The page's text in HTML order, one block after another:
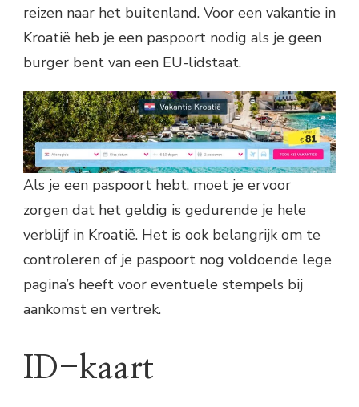
reizen naar het buitenland. Voor een vakantie in
Kroatië heb je een paspoort nodig als je geen
burger bent van een EU-lidstaat.
Als je een paspoort hebt, moet je ervoor
zorgen dat het geldig is gedurende je hele
verblijf in Kroatië. Het is ook belangrijk om te
controleren of je paspoort nog voldoende lege
pagina’s heeft voor eventuele stempels bij
aankomst en vertrek.
ID-kaart